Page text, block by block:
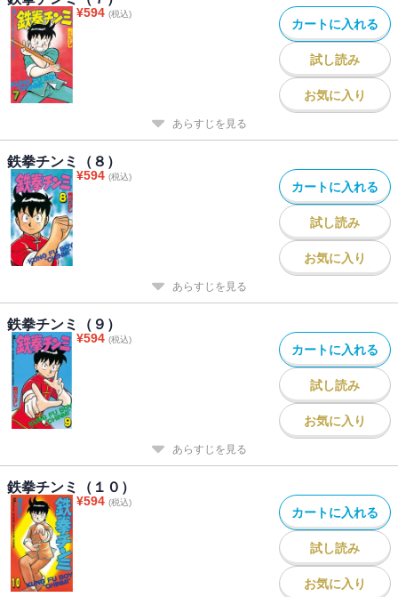
¥594 (税込)
カートに入れる
試し読み
お気に入り
あらすじを見る
鉄拳チンミ（８）
¥594 (税込)
カートに入れる
試し読み
お気に入り
あらすじを見る
鉄拳チンミ（９）
¥594 (税込)
カートに入れる
試し読み
お気に入り
あらすじを見る
鉄拳チンミ（１０）
¥594 (税込)
カートに入れる
試し読み
お気に入り